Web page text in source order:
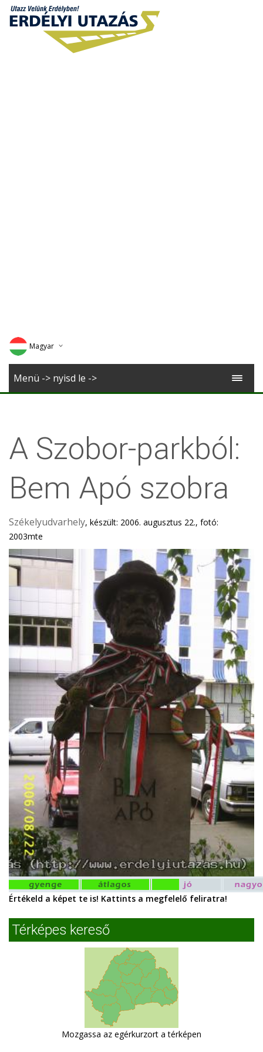
Magyar
Deutsch
Menü -> nyisd le ->
A Szobor-parkból:
Bem Apó szobra
Székelyudvarhely, készült: 2006. augusztus 22., fotó:
2003mte
Értékeld a képet te is! Kattints a megfelelő feliratra!
Térképes kereső
Mozgassa az egérkurzort a térképen